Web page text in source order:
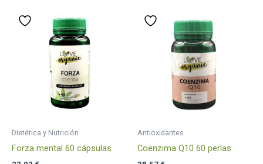
Dietética y Nutrición
Forza mental 60 cápsulas
Antioxidantes
Coenzima Q10 60 perlas